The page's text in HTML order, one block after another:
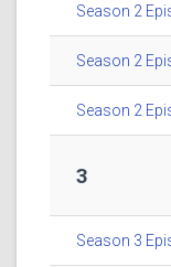
Season 2
Season 2
Season 2
3
Season 3